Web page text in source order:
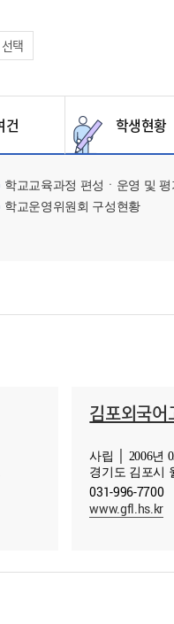
선택
건 학생현황
학교교육과정 편성ㆍ운영 및 평가에 관한
학교운영위원회 구성현황
김포외국어
사립 │ 2006년
경기도 김포시
031-996-7700
www.gfl.hs.kr